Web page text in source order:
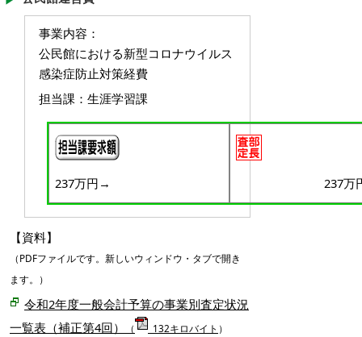
事業内容 ：
公民館における新型コロナウイルス
感染症防止対策経費
担当課 ：生涯学習課
237万円 → 237万
【資料】
（PDFファイルです。新しいウィンドウ・タブで開き
ます。）
令和2年度一般会計予算の事業別査定状況
一覧表（補正第4回）
（ 132キロバイト ）